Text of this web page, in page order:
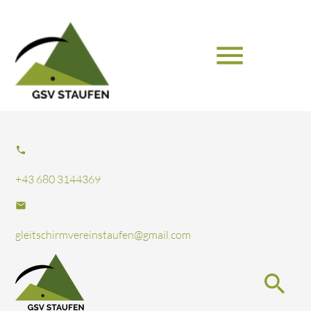
menu
phone
+43 680 3144369
email
gleitschirmvereinstaufen@gmail.com
search